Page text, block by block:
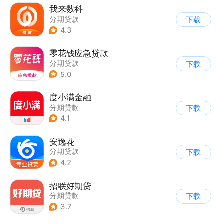
我来数科
分期贷款
4.3
下载
零花钱应急贷款
分期贷款
5.0
下载
度小满金融
分期贷款
4.1
下载
安逸花
分期贷款
4.2
下载
招联好期贷
分期贷款
3.7
下载